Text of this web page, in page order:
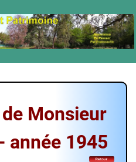
de Monsieur
année 1945